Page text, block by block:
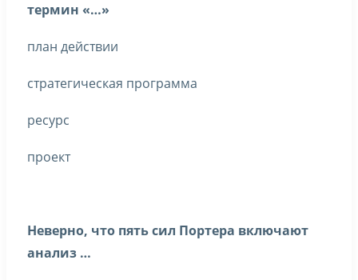
термин «…»
план действии
стратегическая программа
ресурс
проект
Неверно, что пять сил Портера включают
анализ …